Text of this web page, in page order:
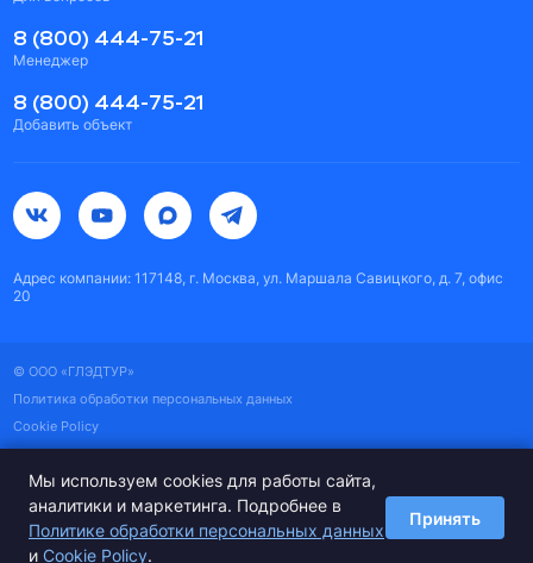
8 (800) 444-75-21
Менеджер
8 (800) 444-75-21
Добавить объект
Адрес компании: 117148, г. Москва, ул. Маршала Савицкого, д. 7, офис
20
© ООО «ГЛЭДТУР»
Политика обработки персональных данных
Cookie Policy
Пользовательское соглашение
Карта сайта
Мы используем cookies для работы сайта,
аналитики и маркетинга. Подробнее в
Политике обработки персональных данных
и Cookie Policy.
Принять